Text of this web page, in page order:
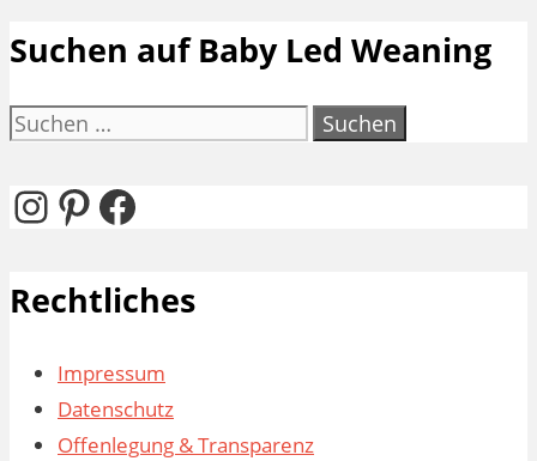
Suchen auf Baby Led Weaning
Suchen
Instagram
Pinterest
Facebook
Rechtliches
Impressum
Datenschutz
Offenlegung & Transparenz